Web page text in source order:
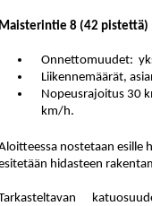
8 (42 pistettä)
Onnettomuudet:
Liikennemäärät,
Nopeusrajoitus 30
km/h.
nostetaan esille
hidasteen